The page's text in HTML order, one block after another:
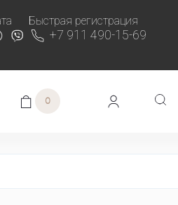
Быстрая регистрация
+7 911 490-15-69
0